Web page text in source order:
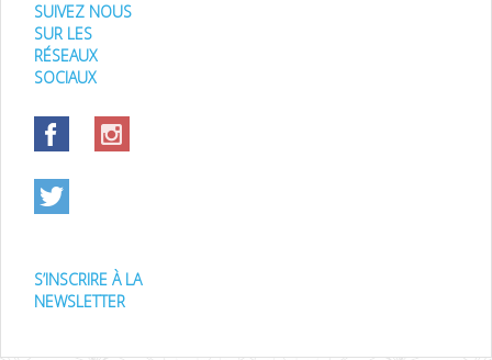
SUIVEZ NOUS
SUR LES
RÉSEAUX
SOCIAUX
S’INSCRIRE À LA
NEWSLETTER